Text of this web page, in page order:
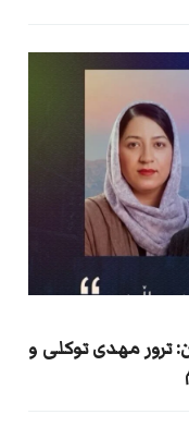
ترور مهدی توکلی و